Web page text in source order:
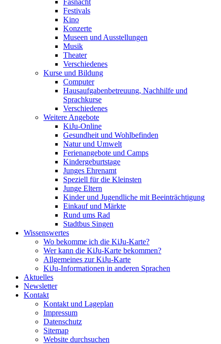
Fasnacht
Festivals
Kino
Konzerte
Museen und Ausstellungen
Musik
Theater
Verschiedenes
Kurse und Bildung
Computer
Hausaufgabenbetreuung, Nachhilfe und
Sprachkurse
Verschiedenes
Weitere Angebote
KiJu-Online
Gesundheit und Wohlbefinden
Natur und Umwelt
Ferienangebote und Camps
Kindergeburtstage
Junges Ehrenamt
Speziell für die Kleinsten
Junge Eltern
Kinder und Jugendliche mit Beeinträchtigung
Einkauf und Märkte
Rund ums Rad
Stadtbus Singen
Wissenswertes
Wo bekomme ich die KiJu-Karte?
Wer kann die KiJu-Karte bekommen?
Allgemeines zur KiJu-Karte
KiJu-Informationen in anderen Sprachen
Aktuelles
Newsletter
Kontakt
Kontakt und Lageplan
Impressum
Datenschutz
Sitemap
Website durchsuchen